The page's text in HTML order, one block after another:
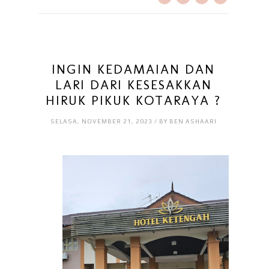
INGIN KEDAMAIAN DAN
LARI DARI KESESAKKAN
HIRUK PIKUK KOTARAYA ?
SELASA, NOVEMBER 21, 2023 / BY BEN ASHAARI